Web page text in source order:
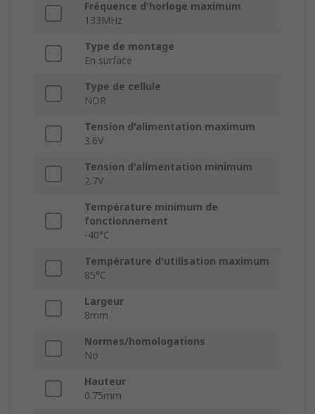
Fréquence d'horloge maximum
133MHz
Type de montage
En surface
Type de cellule
NOR
Tension d'alimentation maximum
3.6V
Tension d'alimentation minimum
2.7V
Température minimum de
fonctionnement
-40°C
Température d'utilisation maximum
85°C
Largeur
8mm
Normes/homologations
No
Hauteur
0.75mm